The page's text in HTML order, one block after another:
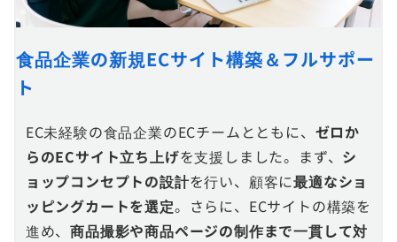
食品企業の新規ECサイト構築＆フルサポー
ト
EC未経験の食品企業のECチームとともに、 ゼロか
らのECサイト立ち上げを支援しました。まず、 シ
ョップコンセプトの設計を行い、顧客に最適なショ
ッピングカートを選定。さらに、ECサイトの構築を
進め、商品撮影や商品ページの制作まで一貫して対